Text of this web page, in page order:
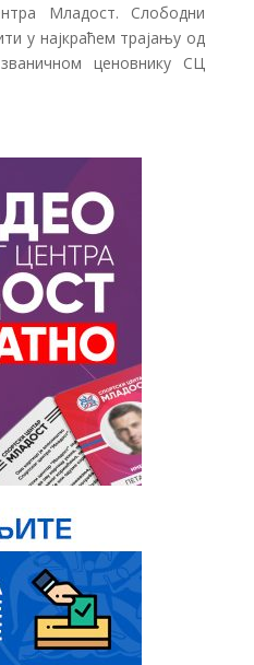
Младост. Слободни
у најкраћем трајању од
ценовнику СЦ